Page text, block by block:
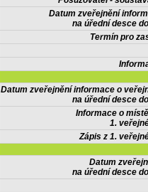
Datum zveřejnění
na úřední desce
Termín pro
Datum zveřejnění informace o
na úřední desce
Informace o
1.
Zápis z 1.
Datum
na úřední desce